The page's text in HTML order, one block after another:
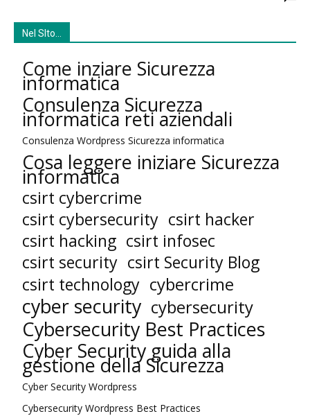
Nel SIto…
Come inziare Sicurezza
informatica
Consulenza Sicurezza
informatica reti aziendali
Consulenza Wordpress Sicurezza informatica
Cosa leggere iniziare Sicurezza
informatica
csirt cybercrime
csirt cybersecurity csirt hacker
csirt hacking csirt infosec
csirt security csirt Security Blog
csirt technology cybercrime
cyber security cybersecurity
Cybersecurity Best Practices
Cyber Security guida alla
gestione della Sicurezza
Cyber Security Wordpress
Cybersecurity Wordpress Best Practices